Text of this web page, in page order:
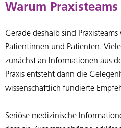
Warum
Gerade deshalb sind
Patientinnen und Patienten.
zunächst an Informationen aus
Praxis entsteht dann die
wissenschaftlich fundierte
Seriöse medizinische